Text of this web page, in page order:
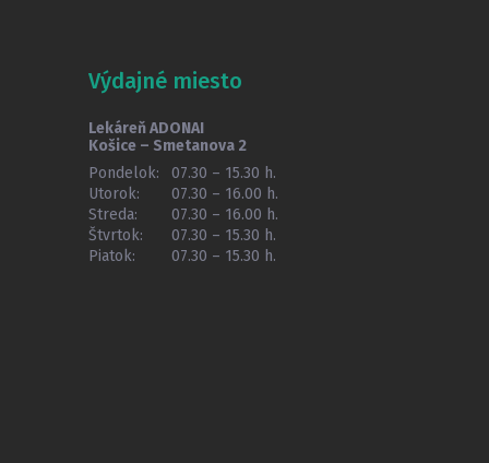
Výdajné miesto
Lekáreň ADONAI
Košice – Smetanova 2
Pondelok:
07.30 – 15.30 h.
Utorok:
07.30 – 16.00 h.
Streda:
07.30 – 16.00 h.
Štvrtok:
07.30 – 15.30 h.
Piatok:
07.30 – 15.30 h.